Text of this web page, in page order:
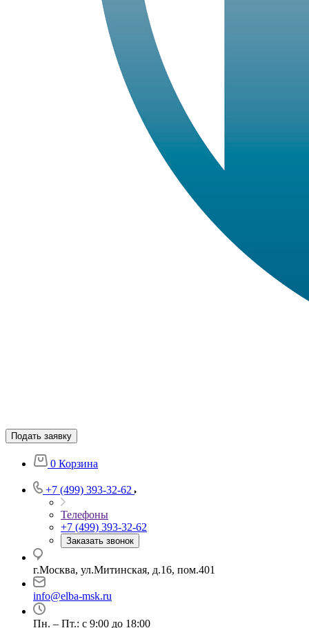
Подать заявку
0 Корзина
+7 (499) 393-32-62
Телефоны
+7 (499) 393-32-62
Заказать звонок
г.Москва, ул.Митинская, д.16, пом.401
info@elba-msk.ru
Пн. – Пт.: с 9:00 до 18:00